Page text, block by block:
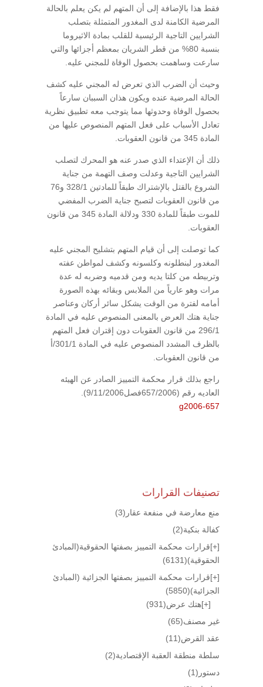
فقط هذا بالإضافة إلى أن المتهم لم يكن يعلم بالحالة
المرضية الكامنة لدى المغدور المتمثلة بتصلب
الشرايين التاجية الرئيسية للقلب بمادة الاثيروما
بنسبة 80% من قطر الشريان بمعظم أجزائها والتي
سارعت وساهمت بحصول الوفاة للمجني عليه.
وحيث أن الضرب الذي تعرض له المجني عليه كشف
الحالة المرضية عنده ويكون هذان السببان سارعاً
بحصول الوفاة وحدوثها مما يتوجب معه تطبيق نظرية
تعادل الأسباب على فعل المتهم المنصوص عليها من
المادة 345 من قانون العقوبات.
ذلك أن الإعتداء الذي صدر عنه هو المحرك لتصلب
الشرايين التاجية وعدلت وصف التهمة من جناية
الشروع بالقتل بالإشتراك طبقاً للمادتين 328/1 و76
من قانون العقوبات لتصبح جناية الضرب المفضي
للموت طبقاً للمادة 330 ودلالة المادة 345 من قانون
العقوبات.
كما توصلت إلى أن قيام المتهم بتشليح المجني عليه
المغدور لبنطلونه وكلسونه وكشف لمواطن عفته
وتربيطه من كلتا يديه ومن قدميه وضربه له عدة
مرات وهو عارياً من الملابس وبقائه بهذه الصورة
أمامه لفترة من الوقت يشكل سائر أركان وعناصر
جناية هتك العرض بالمعنى المنصوص عليه في المادة
296/1 من قانون العقوبات دون إقتران فعل المتهم
بالظرف المشدد المنصوص عليه في المادة 301/1/أ
من قانون العقوبات.
راجع بذلك قرار محكمة التمييز الصادر عن الهيئه
العاديه رقم (657/2006فصل9/11/2006).
g2006-657
تصنيفات القرارات
منع معارضة في منفعة عقار (3)
كفالة بنكية(2)
[+]قرارات محكمة التمييز بصفتها الحقوقية(المبادئ
الحقوقية)(6131)
[+]قرارات محكمة التمييز بصفتها الجزائية (المبادئ
الجزائية)(5850)
[+]هتك عرض(931)
غير مصنف(65)
عقد القرض(11)
سلطة منطقة العقبة الإقتصادية(2)
دستور (1)